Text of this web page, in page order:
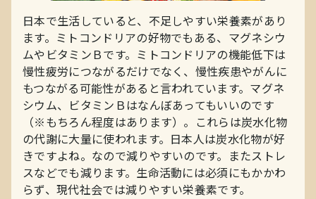
日本で生活していると、不足しやすい栄養素があり
ます。ミトコンドリアの好物でもある、マグネシウ
ムやビタミンＢです。ミトコンドリアの機能低下は
慢性疲労につながるだけでなく、慢性疾患やがんに
もつながる可能性があると言われています。マグネ
シウム、ビタミンＢはなんぼあってもいいのです
（※もちろん程度はあります）。これらは炭水化物
の代謝に大量に使われます。日本人は炭水化物が好
きですよね。なので減りやすいのです。またストレ
スなどでも減ります。生命活動には必須にもかかわ
らず、現代社会では減りやすい栄養素です。